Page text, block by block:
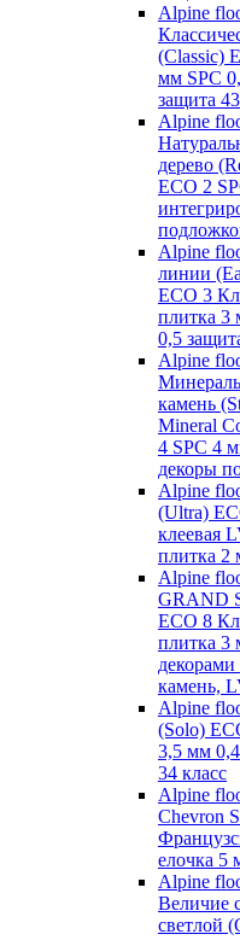
Alpine
(Classic)
мм SPC
защита
Alpine
дерево
ECO 2
Alpine
линии
ECO 3
плитка
0,5
Alpine
камень
Mineral
4 SPC 4
декоры
Alpine
(Ultra)
клеевая
плитка 2
Alpine
GRAND
ECO 8
плитка 3
камень,
Alpine
(Solo)
3,5 мм
34 класс
Alpine
Chevron
елочка 5
Alpine
Величие
светлой